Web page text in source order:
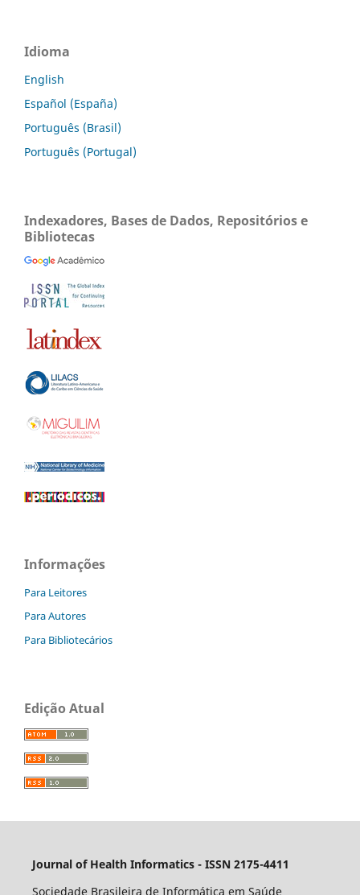
Idioma
English
Español (España)
Português (Brasil)
Português (Portugal)
Indexadores, Bases de Dados, Repositórios e
Bibliotecas
Informações
Para Leitores
Para Autores
Para Bibliotecários
Edição Atual
Journal of Health Informatics - ISSN 2175-4411
Sociedade Brasileira de Informática em Saúde